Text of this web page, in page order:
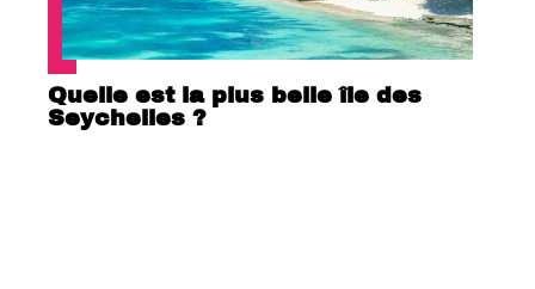
Quelle est la plus belle île des
Seychelles ?